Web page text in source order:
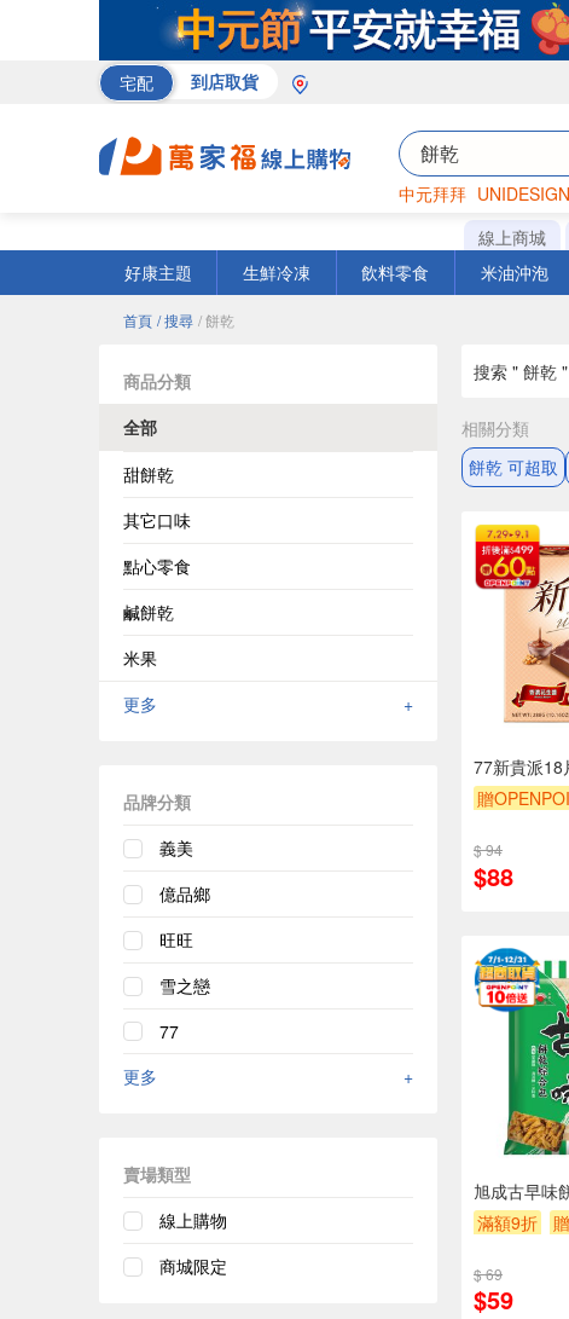
宅配 到店取貨
中元拜拜 UNIDESIGN
罐頭 咖啡
線上商城
好康主題
生鮮冷凍 飲料零食 米油沖泡
首頁 / 搜尋 / 餅乾
商品分類
全部
甜餅乾
其它口味
點心零食
鹹餅乾
米果
更多
+
品牌分類
義美
億品鄉
旺旺
雪之戀
77
更多
+
賣場類型
線上購物
商城限定
搜索 " 餅乾 "
相關分類
餅乾 可超取
77新貴派18
贈
$ 94
$88
旭成古早味
滿額9折
$ 69
$59